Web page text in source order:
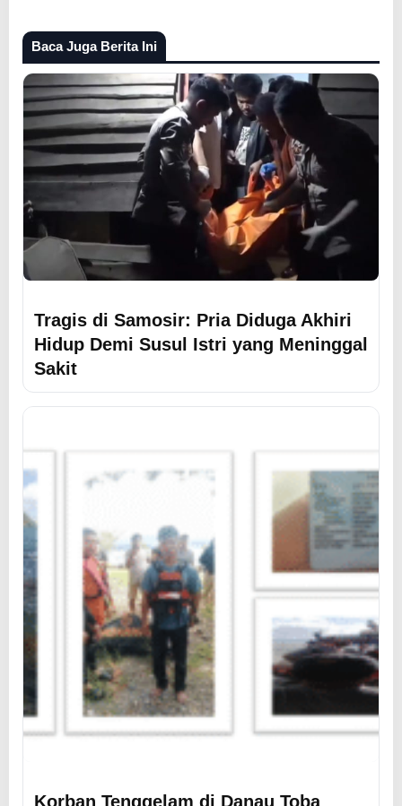
Baca Juga Berita Ini
Tragis di Samosir: Pria Diduga Akhiri
Hidup Demi Susul Istri yang Meninggal
Sakit
Korban Tenggelam di Danau Toba